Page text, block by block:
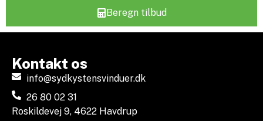
Beregn tilbud
Kontakt os
info@sydkystensvinduer.dk
26 80 02 31
Roskildevej 9, 4622 Havdrup